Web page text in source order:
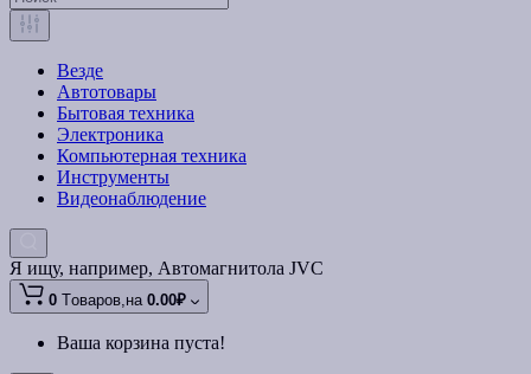
Везде
Автотовары
Бытовая техника
Электроника
Компьютерная техника
Инструменты
Видеонаблюдение
Я ищу, например, Автомагнитола JVC
0 Tоваров,на 0.00₽
Ваша корзина пуста!